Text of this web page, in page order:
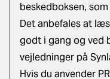
beskedboksen,
Det anbefales at
godt i gang og ved
vejledninger på
Hvis du anvender